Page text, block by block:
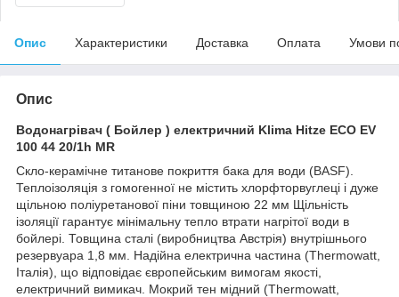
Опис Характеристики Доставка Оплата Умови
Опис
Водонагрівач ( Бойлер ) електричний Klima Hitze ECO EV
100 44 20/1h MR
Скло-керамічне титанове покриття бака для води (BASF).
Теплоізоляція з гомогенної не містить хлорфторвуглеці і дуже
щільною поліуретанової піни товщиною 22 мм Щільність
ізоляції гарантує мінімальну тепло втрати нагрітої води в
бойлері. Товщина сталі (виробництва Австрія) внутрішнього
резервуара 1,8 мм. Надійна електрична частина (Thermowatt,
Італія), що відповідає європейським вимогам якості,
електричний вимикач. Мокрий тен мідний (Thermowatt,